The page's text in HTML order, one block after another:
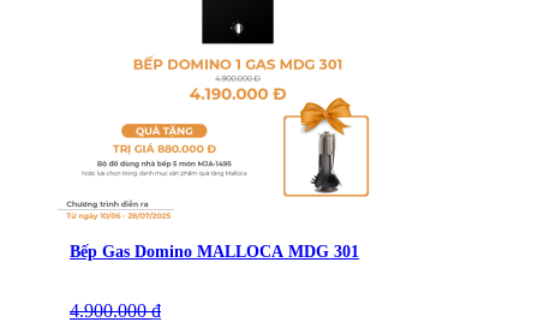
Bếp Gas Domino MALLOCA MDG 301
4.900.000₫
Giá
Giá